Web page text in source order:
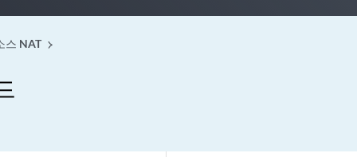
스 NAT